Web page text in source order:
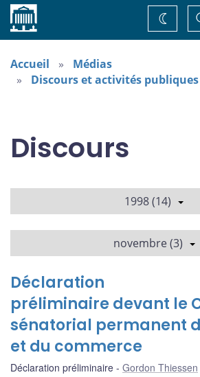
Accueil
de
Accueil
Médias
Discours et activités publiques
Discours
1998 (14)
novembre (3)
Déclaration
préliminaire devant le
sénatorial permanent
et du commerce
Déclaration préliminaire Gordon Thiessen